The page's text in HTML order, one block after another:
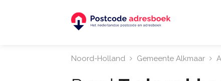
Noord-Holland Gemeente Alkmaar